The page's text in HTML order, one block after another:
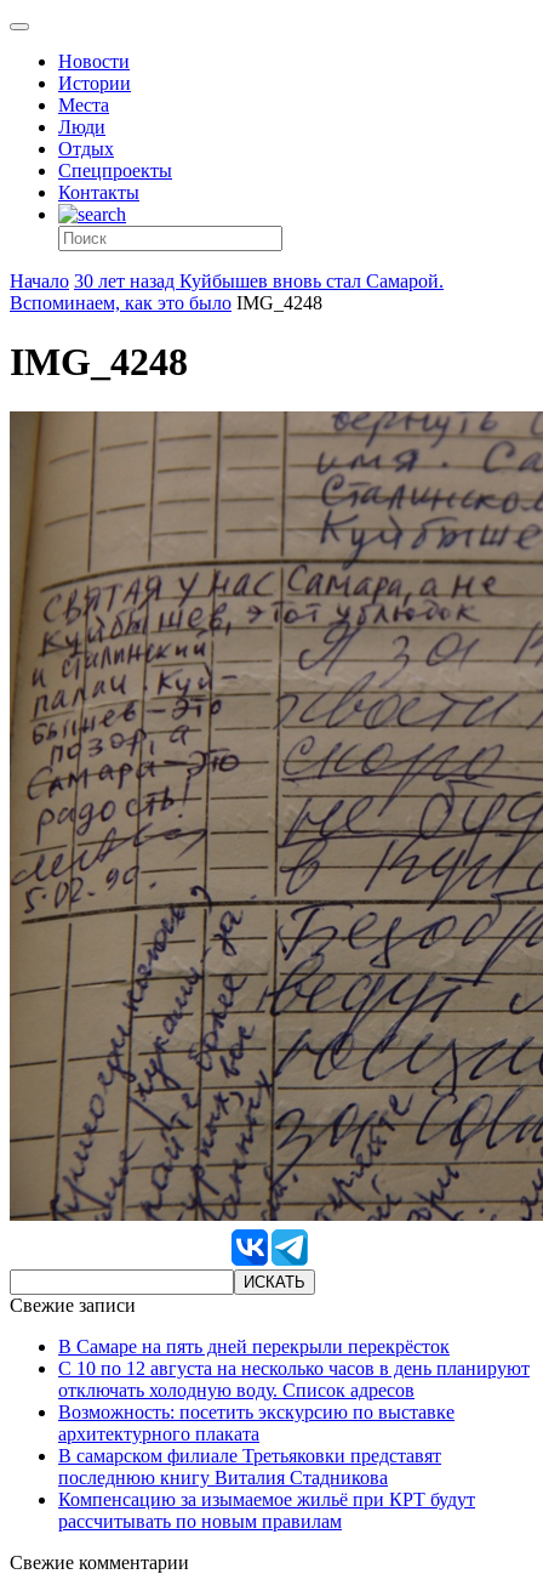
Новости
Истории
Места
Люди
Отдых
Спецпроекты
Контакты
Начало 30 лет назад Куйбышев вновь стал Самарой.
Вспоминаем, как это было IMG_4248
IMG_4248
Свежие записи
В Самаре на пять дней перекрыли перекрёсток
С 10 по 12 августа на несколько часов в день планируют
отключать холодную воду. Список адресов
Возможность: посетить экскурсию по выставке
архитектурного плаката
В самарском филиале Третьяковки представят
последнюю книгу Виталия Стадникова
Компенсацию за изымаемое жильё при КРТ будут
рассчитывать по новым правилам
Свежие комментарии